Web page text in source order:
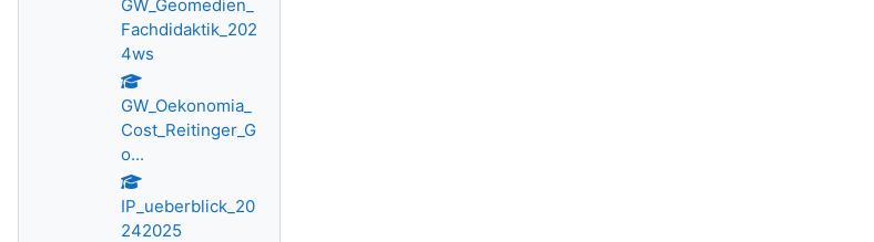
GW_Geomedien_
Fachdidaktik_202
4ws
GW_Oekonomia_
Cost_Reitinger_G
o...
IP_ueberblick_20
242025